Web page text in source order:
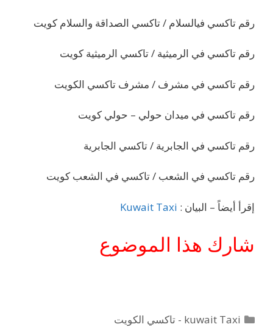
رقم تاكسي فيالسلام / تاكسي الصداقة والسلام كويت
رقم تاكسي في الرميثية / تاكسي الرميثية كويت
رقم تاكسي في مشرف / مشرف تاكسي الكويت
رقم تاكسي في ميدان حولي – حولي كويت
رقم تاكسي في الجابرية / تاكسي الجابرية
رقم تاكسي في الشعب / تاكسي في الشعب كويت
إقرأ أيضاً – البيان : Kuwait Taxi
شارك هذا الموضوع
التصنيفات
kuwait Taxi - تاكسي الكويت